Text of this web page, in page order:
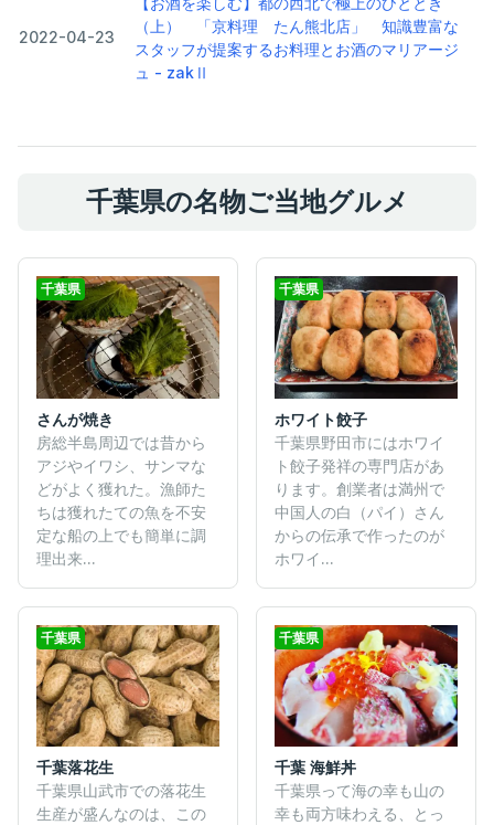
2022-04-23
（上） 「京料理 たん熊北店」 知識豊富な
スタッフが提案するお料理とお酒のマリアージ
ュ - zakⅡ
千葉県の名物ご当地グルメ
千葉県
さんが焼き
房総半島周辺では昔から
アジやイワシ、サンマな
どがよく獲れた。漁師た
ちは獲れたての魚を不安
定な船の上でも簡単に調
理出来...
千葉県
ホワイト餃子
千葉県野田市にはホワイ
ト餃子発祥の専門店があ
ります。創業者は満州で
中国人の白（パイ）さん
からの伝承で作ったのが
ホワイ...
千葉県
千葉落花生
千葉県山武市での落花生
生産が盛んなのは、この
千葉県
千葉 海鮮丼
千葉県って海の幸も山の
幸も両方味わえる、とっ